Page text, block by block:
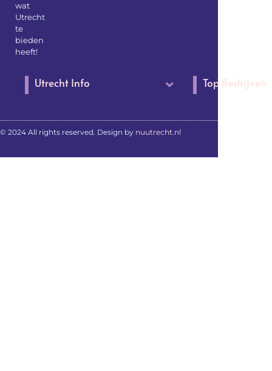
wat
Utrecht
te
bieden
heeft!
Utrecht Info Top Bedrijven
© 2024 All rights reserved. Design by nuutrecht.nl